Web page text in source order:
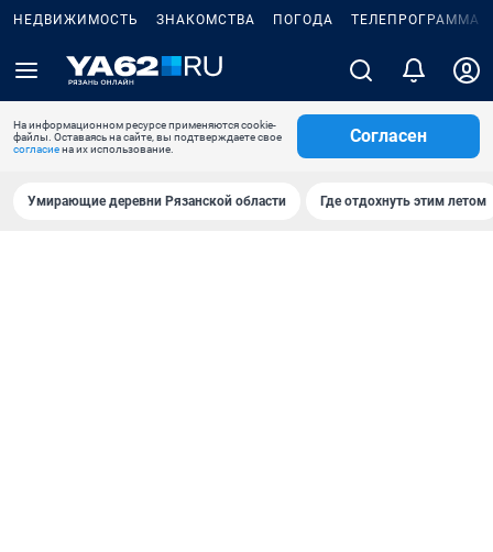
НЕДВИЖИМОСТЬ ЗНАКОМСТВА ПОГОДА ТЕЛЕПРОГРАММА
На информационном ресурсе применяются cookie-
файлы. Оставаясь на сайте, вы подтверждаете свое
согласиена их использование.
Согласен
Умирающие деревни Рязанской области Где отдохнуть этим летом